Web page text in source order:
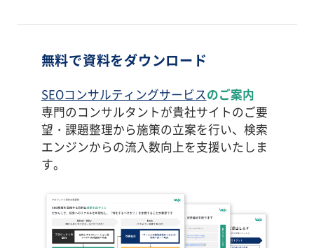
無料で資料をダウンロード
SEOコンサルティングサービスのご案内
専門のコンサルタントが貴社サイトのご要
望・課題整理から施策の立案を行い、検索
エンジンからの流入数向上を支援いたしま
す。